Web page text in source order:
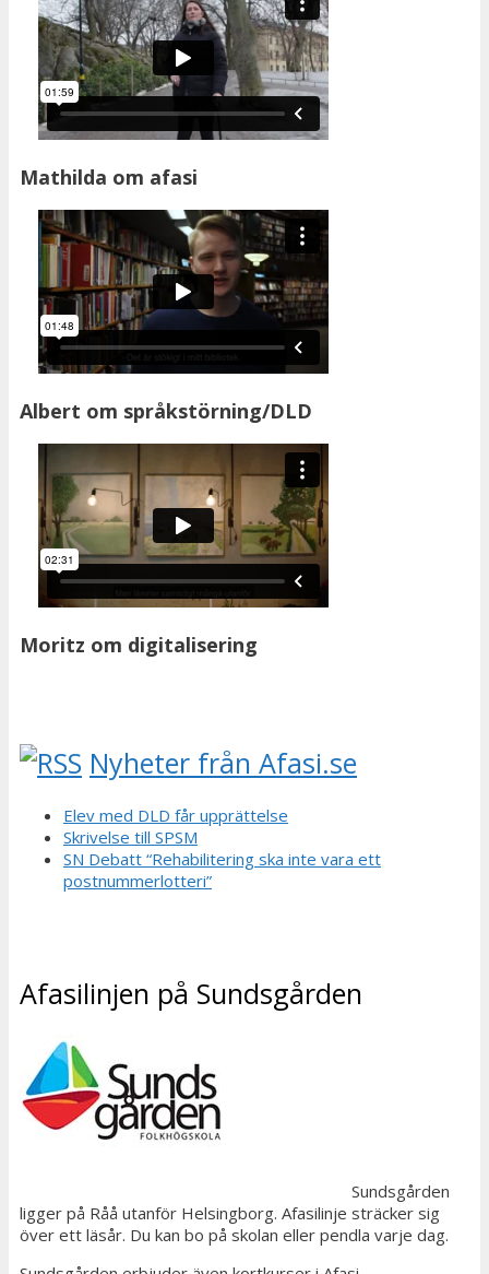
Mathilda om afasi
Albert om språkstörning/DLD
Moritz om digitalisering
Nyheter från Afasi.se
Elev med DLD får upprättelse
Skrivelse till SPSM
SN Debatt “Rehabilitering ska inte vara ett
postnummerlotteri”
Afasilinjen på Sundsgården
Sundsgården
ligger på Råå utanför Helsingborg. Afasilinje sträcker sig
över ett läsår. Du kan bo på skolan eller pendla varje dag.